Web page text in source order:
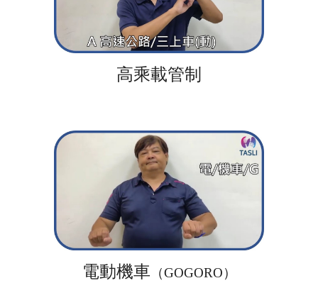
高乘載管制
電動機車 （GOGORO）